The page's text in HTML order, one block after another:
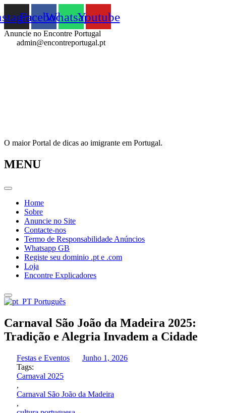
para
o
conteúdo
FacebookWhatsappYoutube
Anuncie no Encontre Portugal
admin@encontreportugal.pt
O maior Portal de dicas ao imigrante em Portugal.
MENU
Home
Sobre
Anuncie no Site
Contacte-nos
Termo de Responsabilidade Anúncios
Whatsapp GB
Registe seu dominio .pt e .com
Loja
Encontre Explicadores
Português
Carnaval São João da Madeira 2025:
Tradição e Alegria Invadem a Cidade
Festas e Eventos
Junho 1, 2026
Tags:
Carnaval 2025
,
Carnaval São João da Madeira
,